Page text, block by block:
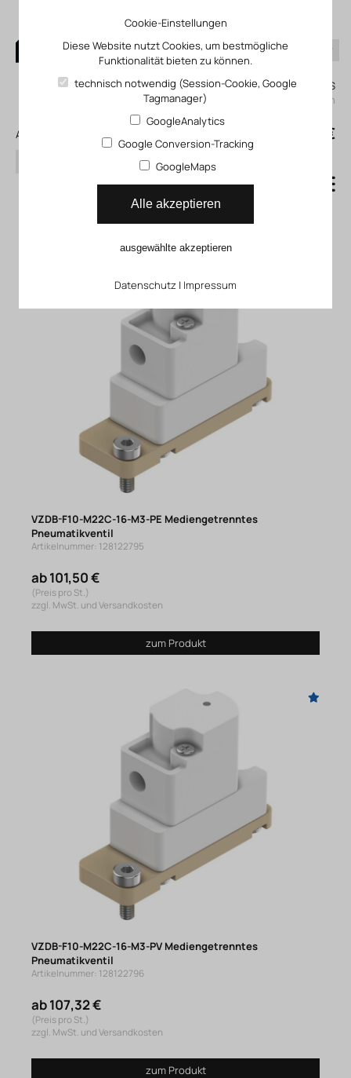
0
Mein KLEFINGHAUS
einloggen
Alle Produkte
Suchen
0,00 €
Mediengetrenntes
Pneumatikventil VZDB
VZDB-F10-M22C-16-M3-PE Mediengetrenntes
Pneumatikventil
Artikelnummer: 128122795
ab 101,50 €
(Preis pro St.)
zzgl. MwSt. und Versandkosten
zum Produkt
VZDB-F10-M22C-16-M3-PV Mediengetrenntes
Pneumatikventil
Artikelnummer: 128122796
ab 107,32 €
(Preis pro St.)
zzgl. MwSt. und Versandkosten
zum Produkt
Cookie-Einstellungen
Diese Website nutzt Cookies, um bestmögliche
Funktionalität bieten zu können.
technisch notwendig (Session-Cookie, Google
Tagmanager)
GoogleAnalytics
Google Conversion-Tracking
GoogleMaps
Alle akzeptieren
ausgewählte akzeptieren
Datenschutz | Impressum